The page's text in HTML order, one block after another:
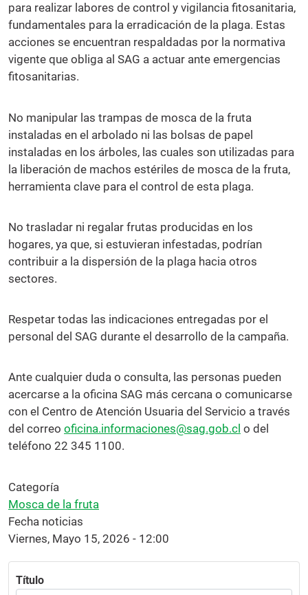
para realizar labores de control y vigilancia fitosanitaria,
fundamentales para la erradicación de la plaga. Estas
acciones se encuentran respaldadas por la normativa
vigente que obliga al SAG a actuar ante emergencias
fitosanitarias.
No manipular las trampas de mosca de la fruta
instaladas en el arbolado ni las bolsas de papel
instaladas en los árboles, las cuales son utilizadas para
la liberación de machos estériles de mosca de la fruta,
herramienta clave para el control de esta plaga.
No trasladar ni regalar frutas producidas en los
hogares, ya que, si estuvieran infestadas, podrían
contribuir a la dispersión de la plaga hacia otros
sectores.
Respetar todas las indicaciones entregadas por el
personal del SAG durante el desarrollo de la campaña.
Ante cualquier duda o consulta, las personas pueden
acercarse a la oficina SAG más cercana o comunicarse
con el Centro de Atención Usuaria del Servicio a través
del correo oficina.informaciones@sag.gob.cl o del
teléfono 22 345 1100.
Categoría
Mosca de la fruta
Fecha noticias
Viernes, Mayo 15, 2026 - 12:00
Título